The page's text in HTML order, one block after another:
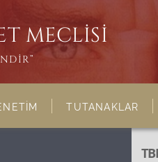
MECLİSİ
TUTANAKLAR